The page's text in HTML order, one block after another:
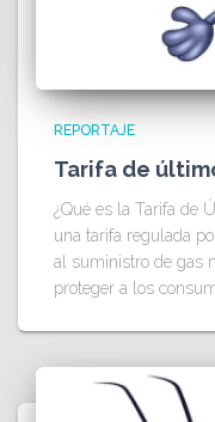
REPORTAJE
Tarifa de
¿Qué es la Tarifa de
una tarifa regulada
al suministro de gas
proteger a los